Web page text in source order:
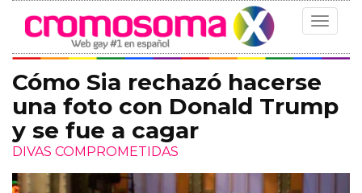
Toggle
Cómo Sia rechazó hacerse
una foto con Donald Trump
y se fue a cagar
DIVAS COMPROMETIDAS